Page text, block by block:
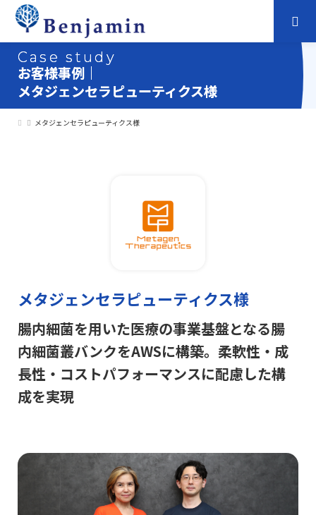
Case study
お客様事例｜
メタジェンセラピューティクス様
メタジェンセラピューティクス様
メタジェンセラピューティクス様
腸内細菌を用いた医療の事業基盤となる腸
内細菌叢バンクをAWSに構築。柔軟性・成
長性・コストパフォーマンスに配慮した構
成を実現